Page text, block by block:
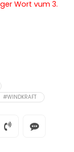
Wort vum 3.
#WINDKRAFT